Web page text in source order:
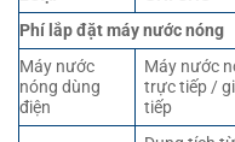
Phí lắp đặt máy nước nóng
Máy nước
nóng dùng
điện
Máy nước
trực tiếp /
tiếp